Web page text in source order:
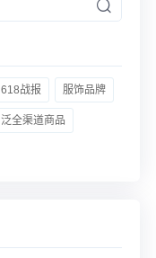
618战报 服饰品牌
泛全渠道商品